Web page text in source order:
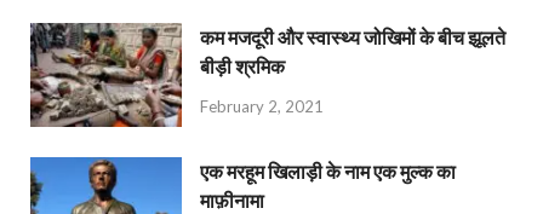
कम मजदूरी और स्वास्थ्य जोखिमों के बीच झूलते
बीड़ी श्रमिक
February 2, 2021
एक मरहूम खिलाड़ी के नाम एक मुल्क का
माफ़ीनामा